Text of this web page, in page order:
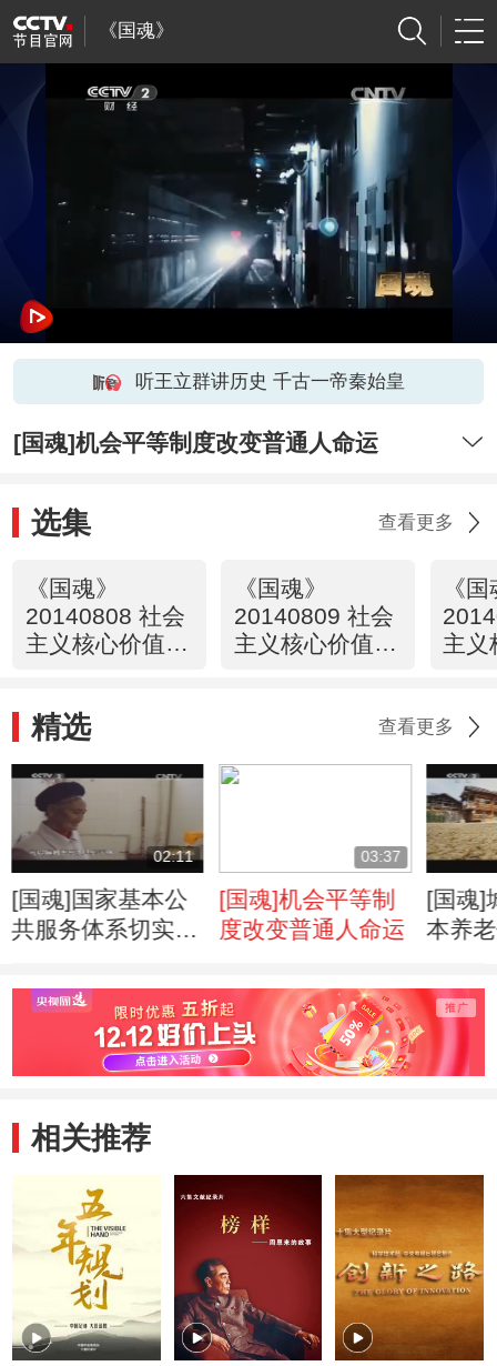
《国魂》
听王立群讲历史 千古一帝秦始皇
[国魂]机会平等制度改变普通人命运
选集 查看更多
《国魂》
20140808 社会
主义核心价值观
《国魂》
20140809 社会
主义核心价值观
《
主义
精选 查看更多
02:11
[国魂]国家基本公
共服务体系切实保
的基本权力
03:37
[国魂]机会平等制
度改变普通人命运
[国魂]
本养
相关推荐